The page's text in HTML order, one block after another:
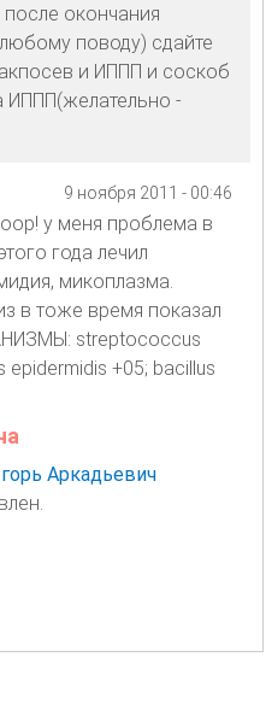
окончания
поводу) сдайте
и ИППП и соскоб
ИППП(желательно -
9 ноября 2011 - 00:46
у меня проблема в
года лечил
микоплазма.
в тоже время показал
streptococcus
+05; bacillus
Аркадьевич